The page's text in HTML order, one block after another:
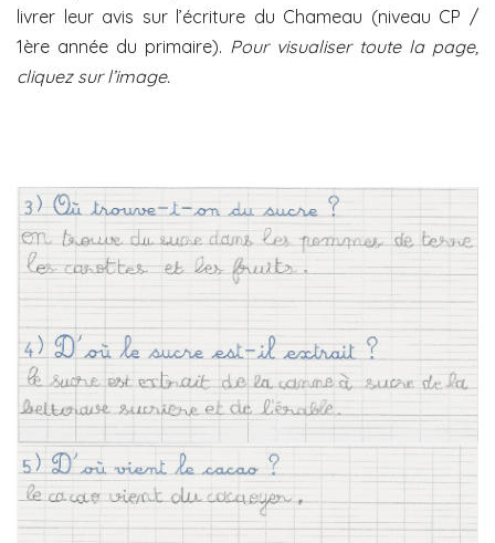
livrer leur avis sur l’écriture du Chameau (niveau CP /
1ère année du primaire). Pour visualiser toute la page,
cliquez sur l’image.